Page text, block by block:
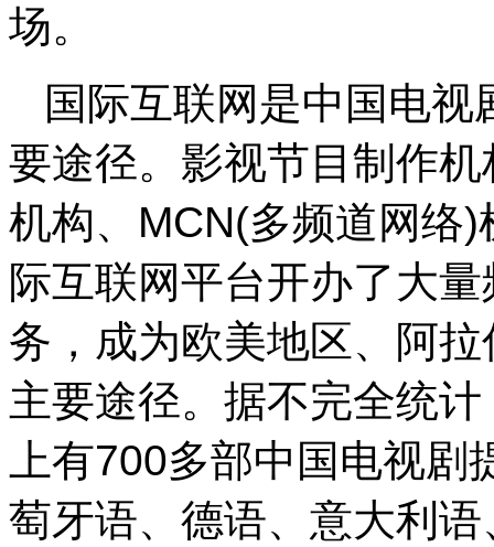
场。
国际互联网是中国电
要途径。影视节目制作
机构、MCN(多频道网络
际互联网平台开办了大
务，成为欧美地区、阿
主要途径。据不完全统
上有700多部中国电视
萄牙语、德语、意大利